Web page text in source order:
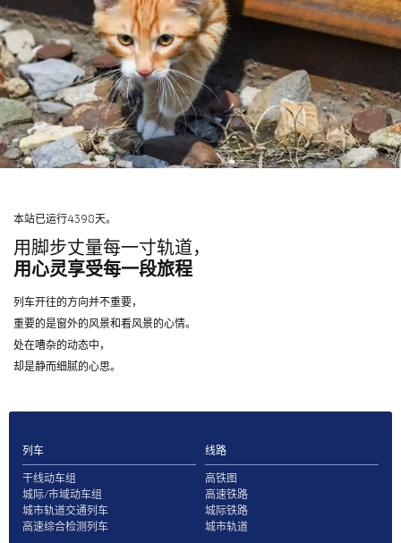
本站已运行4398天。
用脚步丈量每一寸轨道，
用心灵享受每一段旅程
列车开往的方向并不重要，
重要的是窗外的风景和看风景的心情。
处在嘈杂的动态中，
却是静而细腻的心思。
列车
干线动车组
城际/市域动车组
城市轨道交通列车
高速综合检测列车
线路
高铁图
高速铁路
城际铁路
城市轨道